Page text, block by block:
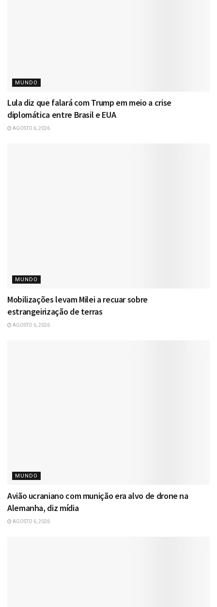
MUNDO
Lula diz que falará com Trump em meio a crise
diplomática entre Brasil e EUA
AGOSTO 6, 2026
MUNDO
Mobilizações levam Milei a recuar sobre
estrangeirização de terras
AGOSTO 6, 2026
MUNDO
Avião ucraniano com munição era alvo de drone na
Alemanha, diz mídia
AGOSTO 6, 2026